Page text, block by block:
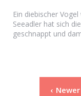
Ein diebischer
Seeadler hat sich
geschnappt und